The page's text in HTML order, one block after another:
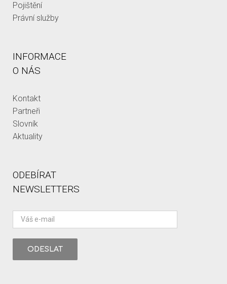
Pojištění
Právní služby
INFORMACE
O NÁS
Kontakt
Partneři
Slovník
Aktuality
ODEBÍRAT
NEWSLETTERS